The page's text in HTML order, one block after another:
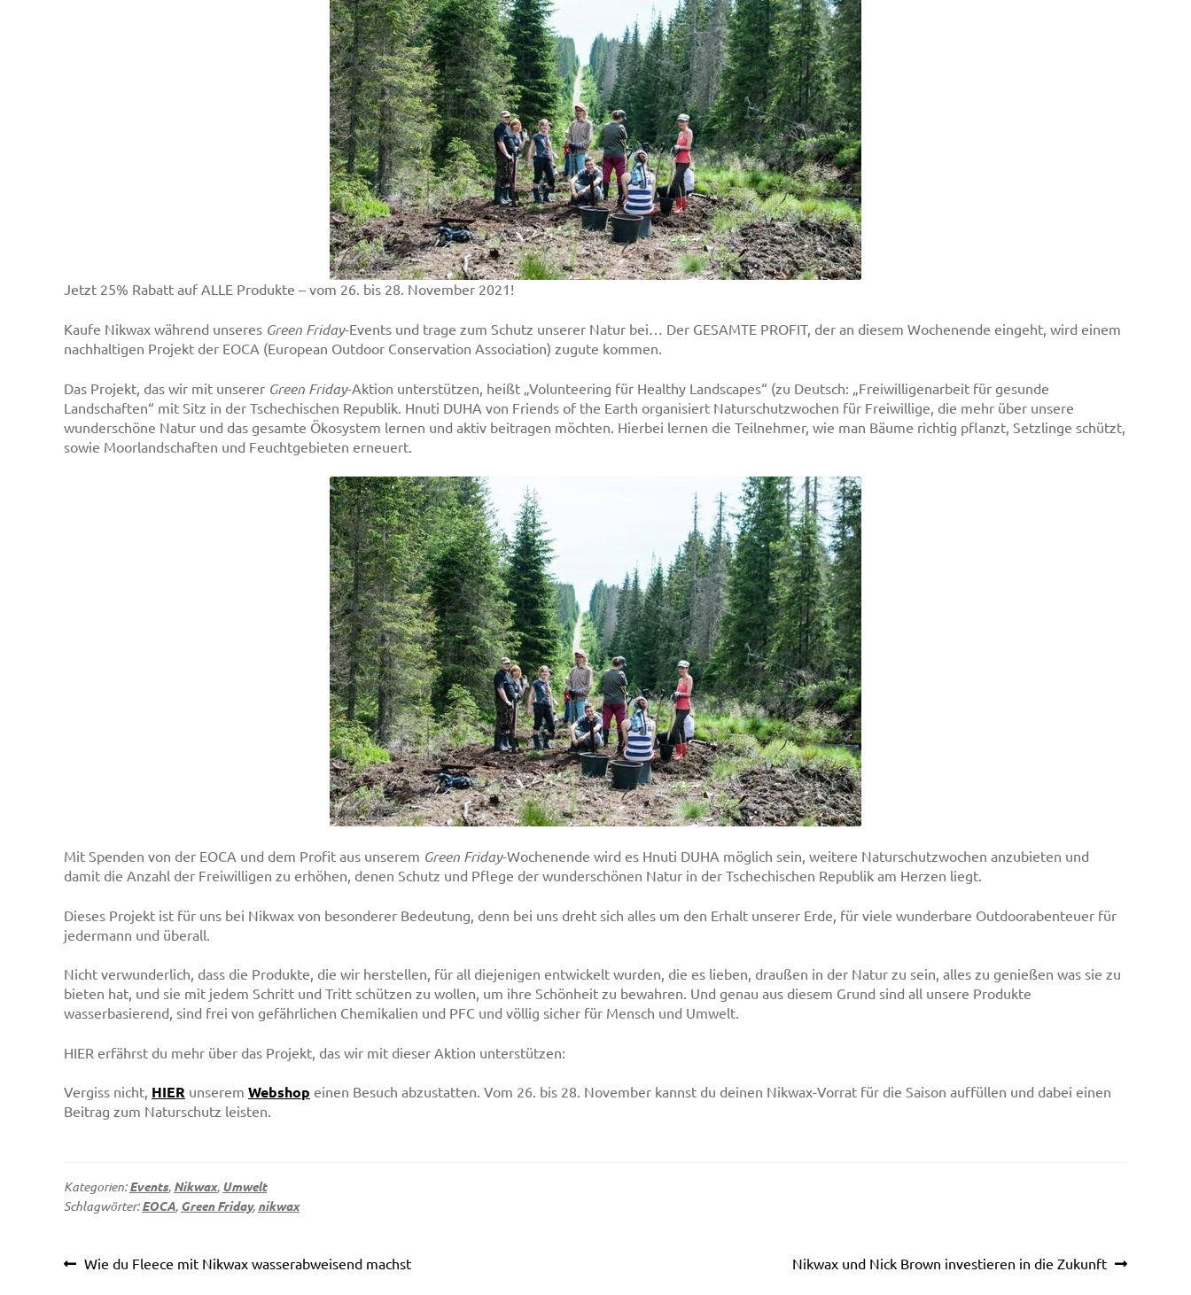
Jetzt 25% Rabatt auf ALLE Produkte – vom 26. bis 28. November 2021!
Kaufe Nikwax während unseres Green Friday-Events und trage zum Schutz unserer Natur bei… Der GESAMTE PROFIT, der an diesem Wochenende eingeht, wird einem
nachhaltigen Projekt der EOCA (European Outdoor Conservation Association) zugute kommen.
Das Projekt, das wir mit unserer Green Friday-Aktion unterstützen, heißt „Volunteering für Healthy Landscapes“ (zu Deutsch: „Freiwilligenarbeit für gesunde
Landschaften“ mit Sitz in der Tschechischen Republik. Hnuti DUHA von Friends of the Earth organisiert Naturschutzwochen für Freiwillige, die mehr über unsere
wunderschöne Natur und das gesamte Ökosystem lernen und aktiv beitragen möchten. Hierbei lernen die Teilnehmer, wie man Bäume richtig pflanzt, Setzlinge schützt,
sowie Moorlandschaften und Feuchtgebieten erneuert.
Mit Spenden von der EOCA und dem Profit aus unserem Green Friday-Wochenende wird es Hnuti DUHA möglich sein, weitere Naturschutzwochen anzubieten und
damit die Anzahl der Freiwilligen zu erhöhen, denen Schutz und Pflege der wunderschönen Natur in der Tschechischen Republik am Herzen liegt.
Dieses Projekt ist für uns bei Nikwax von besonderer Bedeutung, denn bei uns dreht sich alles um den Erhalt unserer Erde, für viele wunderbare Outdoorabenteuer für
jedermann und überall.
Nicht verwunderlich, dass die Produkte, die wir herstellen, für all diejenigen entwickelt wurden, die es lieben, draußen in der Natur zu sein, alles zu genießen was sie zu
bieten hat, und sie mit jedem Schritt und Tritt schützen zu wollen, um ihre Schönheit zu bewahren. Und genau aus diesem Grund sind all unsere Produkte
wasserbasierend, sind frei von gefährlichen Chemikalien und PFC und völlig sicher für Mensch und Umwelt.
HIER erfährst du mehr über das Projekt, das wir mit dieser Aktion unterstützen:
Vergiss nicht, HIER unserem Webshop einen Besuch abzustatten. Vom 26. bis 28. November kannst du deinen Nikwax-Vorrat für die Saison auffüllen und dabei einen
Beitrag zum Naturschutz leisten.
Kategorien:Events, Nikwax, Umwelt
Schlagwörter:EOCA, Green Friday, nikwax
Beitragsnavigation
Vorheriger
Wie du Fleece mit Nikwax wasserabweisend machst
Nächster
Nikwax und Nick Brown investieren in die Zukunft